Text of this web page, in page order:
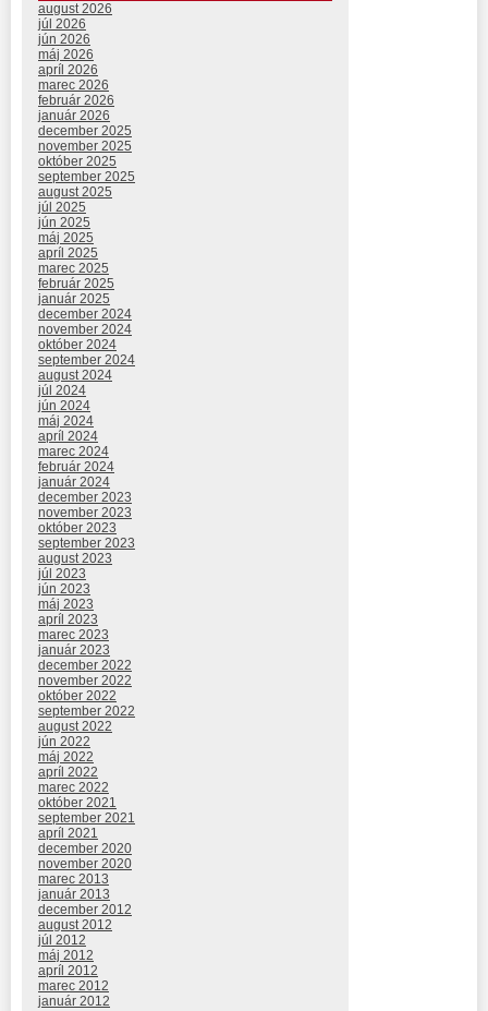
august 2026
júl 2026
jún 2026
máj 2026
apríl 2026
marec 2026
február 2026
január 2026
december 2025
november 2025
október 2025
september 2025
august 2025
júl 2025
jún 2025
máj 2025
apríl 2025
marec 2025
február 2025
január 2025
december 2024
november 2024
október 2024
september 2024
august 2024
júl 2024
jún 2024
máj 2024
apríl 2024
marec 2024
február 2024
január 2024
december 2023
november 2023
október 2023
september 2023
august 2023
júl 2023
jún 2023
máj 2023
apríl 2023
marec 2023
január 2023
december 2022
november 2022
október 2022
september 2022
august 2022
jún 2022
máj 2022
apríl 2022
marec 2022
október 2021
september 2021
apríl 2021
december 2020
november 2020
marec 2013
január 2013
december 2012
august 2012
júl 2012
máj 2012
apríl 2012
marec 2012
január 2012